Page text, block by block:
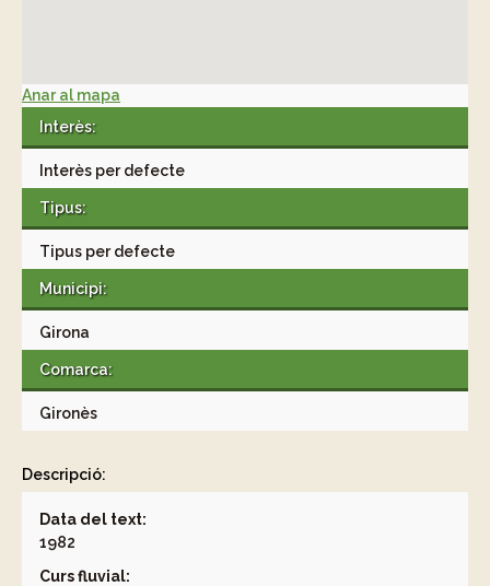
Anar al mapa
Interès:
Interès per defecte
Tipus:
Tipus per defecte
Municipi:
Girona
Comarca:
Gironès
Descripció:
Data del text:
1982
Curs fluvial: